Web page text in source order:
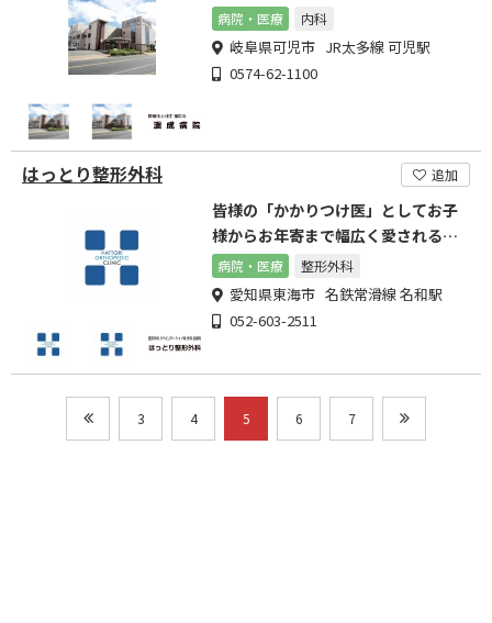
病院・医療 内科
岐阜県可児市 JR太多線 可児駅
0574-62-1100
はっとり整形外科 追加
皆様の「かかりつけ医」としてお子
様からお年寄まで幅広く愛される医
院を目指します。
病院・医療 整形外科
愛知県東海市 名鉄常滑線 名和駅
052-603-2511
3 4 5 6 7